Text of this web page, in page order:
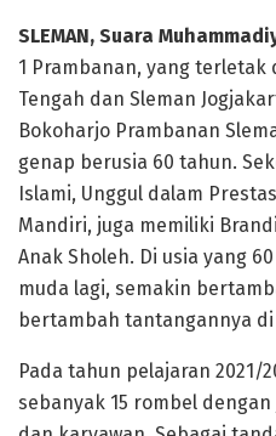
SLEMAN, Suara
1 Prambanan, yang terletak
Tengah dan Sleman
Bokoharjo Prambanan
genap berusia 60 tahun.
Islami, Unggul dalam
Mandiri, juga memiliki
Anak Sholeh. Di usia yang
muda lagi, semakin
bertambah tantangannya di
Pada tahun pelajaran 2021/
sebanyak 15 rombel